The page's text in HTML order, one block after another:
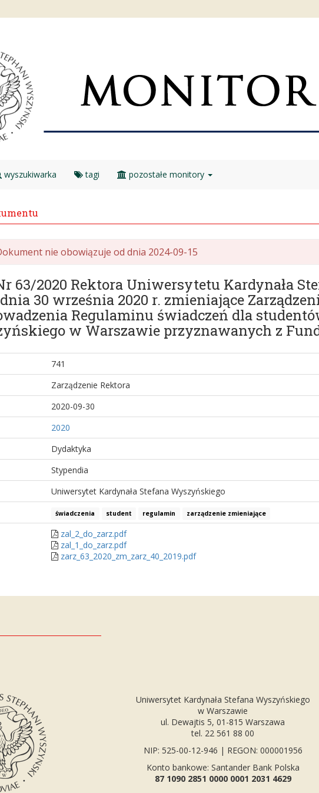
wyszukiwarka tagi pozostałe monitory
nie obowiązuje od dnia 2024-09-15
63/2020 Rektora Uniwersytetu Kardynała
30 września 2020 r. zmieniające
Regulaminu świadczeń dla
w Warszawie przyznawanych z
741
Zarządzenie Rektora
2020-09-30
2020
Dydaktyka
Stypendia
Uniwersytet Kardynała Stefana Wyszyńskiego
świadczenia student regulamin zarządzenie zmieniające
zal_2_do_zarz.pdf
zal_1_do_zarz.pdf
zarz_63_2020_zm_zarz_40_2019.pdf
Uniwersytet Kardynała Stefana Wyszyńskiego
w Warszawie
ul. Dewajtis 5, 01-815 Warszawa
tel. 22 561 88 00
NIP: 525-00-12-946 | REGON: 000001956
Konto bankowe: Santander Bank Polska
87 1090 2851 0000 0001 2031 4629